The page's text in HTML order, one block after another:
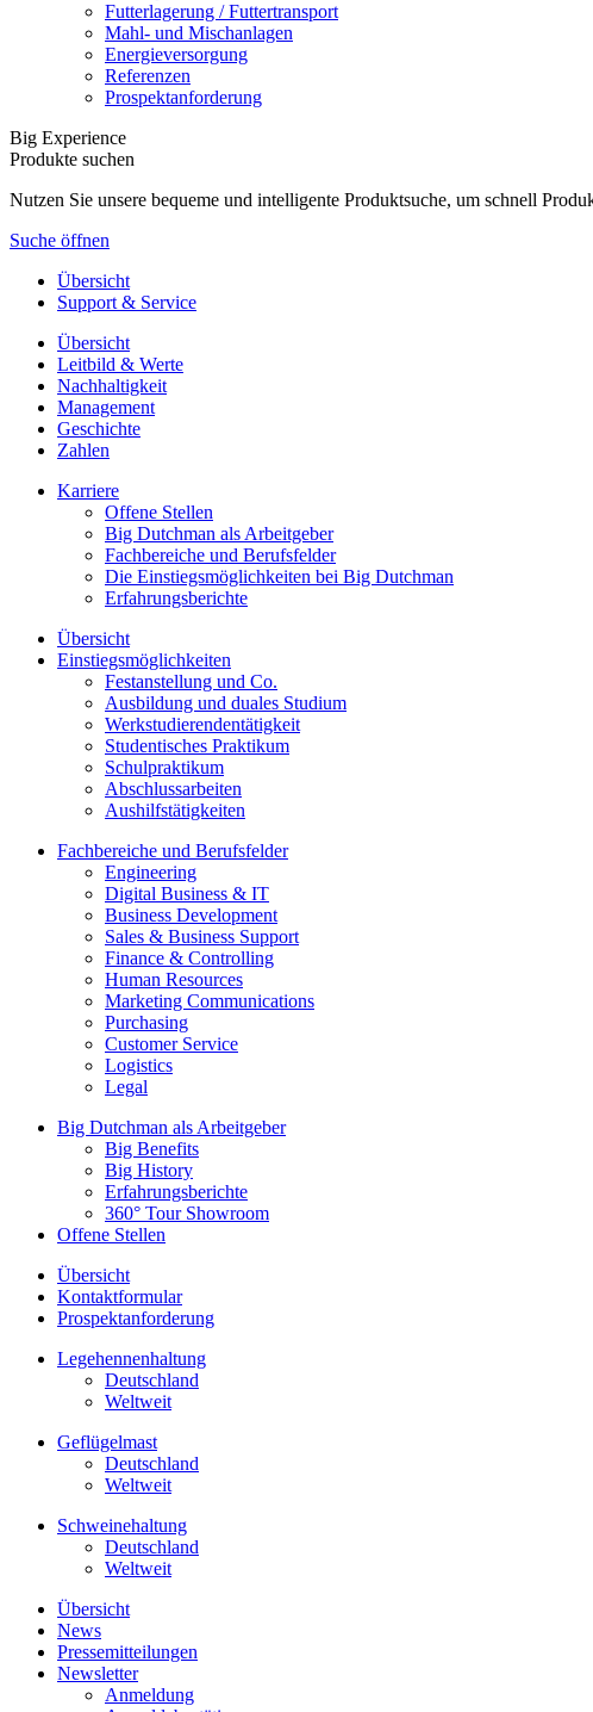
Futterlagerung / Futtertransport
Mahl- und Mischanlagen
Energieversorgung
Referenzen
Prospektanforderung
Big Experience
Produkte suchen
Nutzen Sie unsere bequeme und intelligente Produktsuche, um schnell
Suche öffnen
Übersicht
Support & Service
Übersicht
Leitbild & Werte
Nachhaltigkeit
Management
Geschichte
Zahlen
Karriere
Offene Stellen
Big Dutchman als Arbeitgeber
Fachbereiche und Berufsfelder
Die Einstiegsmöglichkeiten bei Big Dutchman
Erfahrungsberichte
Übersicht
Einstiegsmöglichkeiten
Festanstellung und Co.
Ausbildung und duales Studium
Werkstudierendentätigkeit
Studentisches Praktikum
Schulpraktikum
Abschlussarbeiten
Aushilfstätigkeiten
Fachbereiche und Berufsfelder
Engineering
Digital Business & IT
Business Development
Sales & Business Support
Finance & Controlling
Human Resources
Marketing Communications
Purchasing
Customer Service
Logistics
Legal
Big Dutchman als Arbeitgeber
Big Benefits
Big History
Erfahrungsberichte
360° Tour Showroom
Offene Stellen
Übersicht
Kontaktformular
Prospektanforderung
Legehennenhaltung
Deutschland
Weltweit
Geflügelmast
Deutschland
Weltweit
Schweinehaltung
Deutschland
Weltweit
Übersicht
News
Pressemitteilungen
Newsletter
Anmeldung